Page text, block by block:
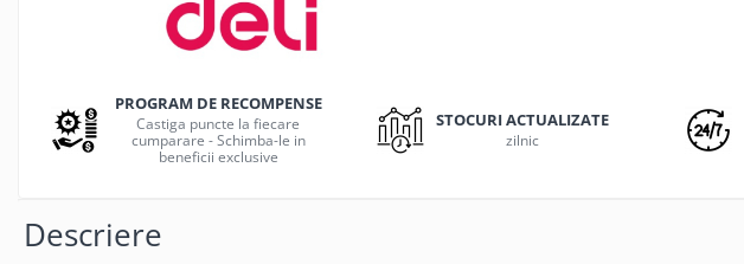
Nisip kinetic si modelabil
Fashion Items
Gamepad
Mouse Gaming
PROGRAM DE RECOMPENSE
Castiga puncte la fiecare
cumparare - Schimba-le in
beneficii exclusive
STOCURI ACTUALIZATE
zilnic
Descriere